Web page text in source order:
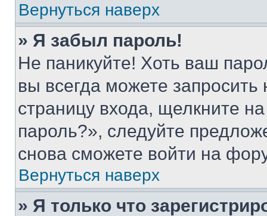
Вернуться наверх
» Я забыл пароль!
Не паникуйте! Хоть ваш
вы всегда можете
страницу входа, щелкните
пароль?», следуйте
снова сможете войти на
Вернуться наверх
» Я только что